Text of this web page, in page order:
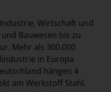
Wirtschaft und
Bauwesen bis zu
Mehr als 300.000
in Europa
hängen 4
am Werkstoff Stahl.